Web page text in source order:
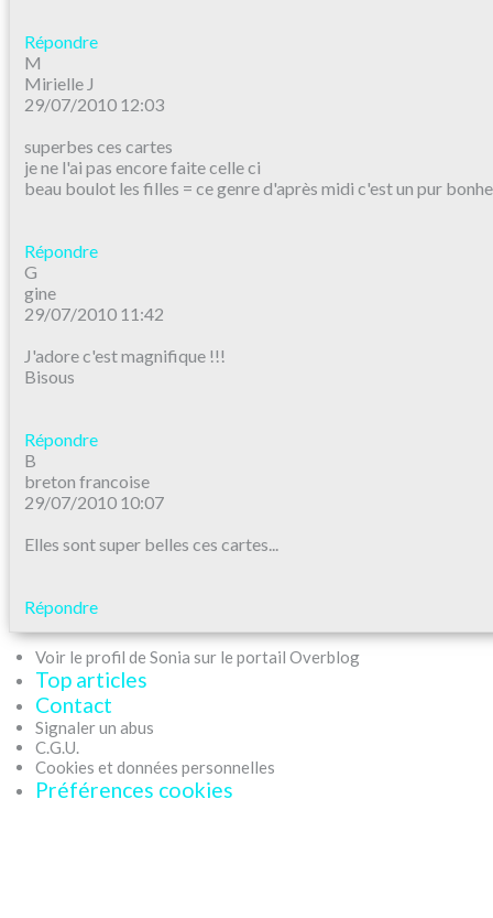
Répondre
M
Mirielle J
29/07/2010 12:03
superbes ces cartes
je ne l'ai pas encore faite celle ci
beau boulot les filles = ce genre d'après midi c'est un pur
Répondre
G
gine
29/07/2010 11:42
J'adore c'est magnifique !!!
Bisous
Répondre
B
breton francoise
29/07/2010 10:07
Elles sont super belles ces cartes...
Répondre
Voir le profil de Sonia sur le portail Overblog
Top articles
Contact
Signaler un abus
C.G.U.
Cookies et données personnelles
Préférences cookies